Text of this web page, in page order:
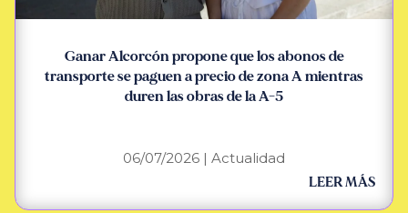
Ganar Alcorcón propone que los abonos de
transporte se paguen a precio de zona A mientras
duren las obras de la A-5
06/07/2026 | Actualidad
LEER MÁS